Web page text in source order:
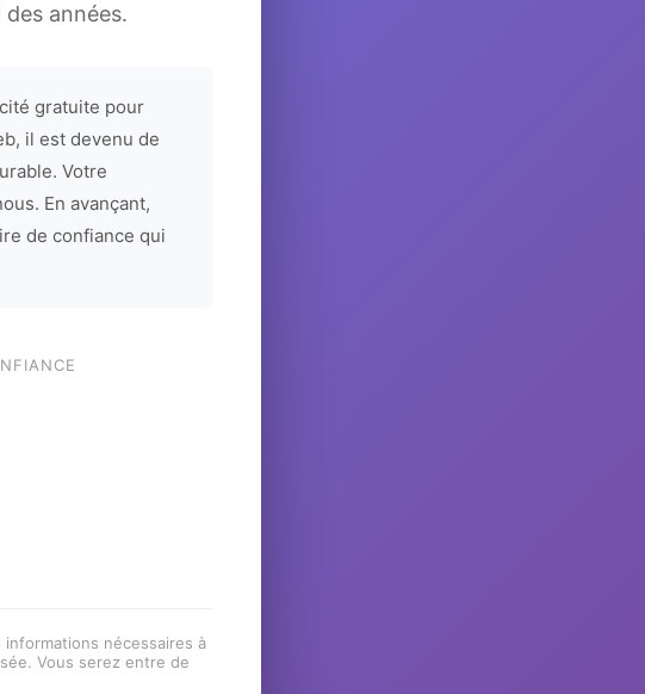
années.
gratuite pour
il est devenu de
Votre
En avançant,
de confiance qui
nécessaires à
Vous serez entre de